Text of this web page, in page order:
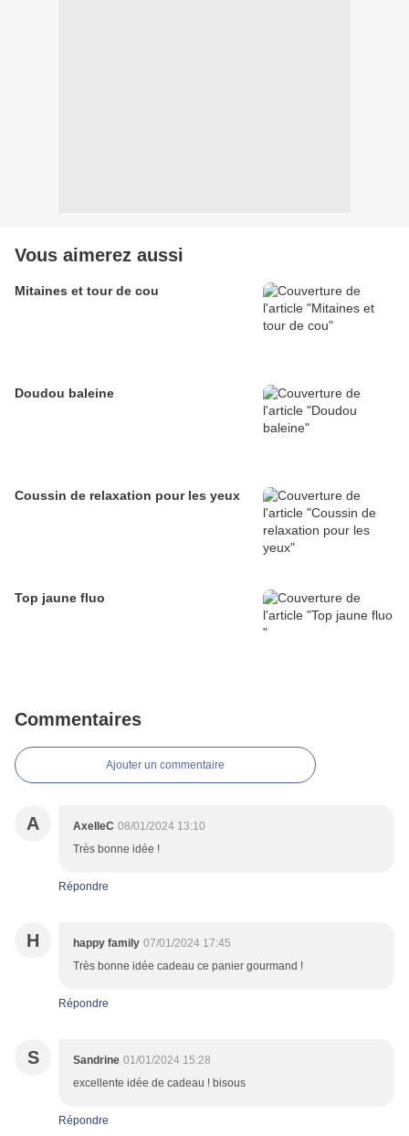
Vous aimerez aussi
Mitaines et tour de cou
Doudou baleine
Coussin de relaxation pour les yeux
Top jaune fluo
Commentaires
Ajouter un commentaire
A AxelleC 08/01/2024 13:10
Très bonne idée !
Répondre
H happy family 07/01/2024 17:45
Très bonne idée cadeau ce panier gourmand !
Répondre
S Sandrine 01/01/2024 15:28
excellente idée de cadeau ! bisous
Répondre